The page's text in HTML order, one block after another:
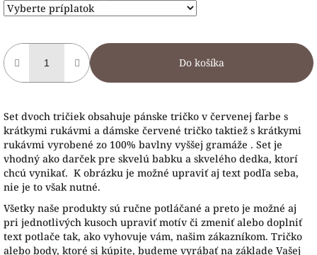
Do košíka
Set dvoch tričiek obsahuje pánske tričko v červenej farbe s
krátkymi rukávmi a dámske červené tričko taktiež s krátkymi
rukávmi vyrobené zo 100% bavlny vyššej gramáže . Set je
vhodný ako darček pre skvelú babku a skvelého dedka, ktorí
chcú vynikať. K obrázku je možné upraviť aj text podľa seba,
nie je to však nutné.
Všetky naše produkty sú ručne potláčané a preto je možné aj
pri jednotlivých kusoch upraviť motív či zmeniť alebo doplniť
text potlače tak, ako vyhovuje vám, našim zákazníkom. Tričko
alebo body, ktoré si kúpite, budeme vyrábať na základe Vašej